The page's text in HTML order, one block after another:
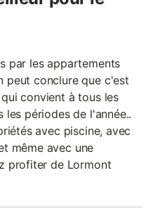
par les appartements
peut conclure que c'est
convient à tous les
périodes de l'année..
avec piscine, avec
même avec une
profiter de Lormont